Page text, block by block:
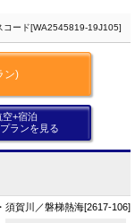
コード[WA2545819-19J105]
ン)
空+宿泊
ランを見る
須賀川／磐梯熱海[2617-106]